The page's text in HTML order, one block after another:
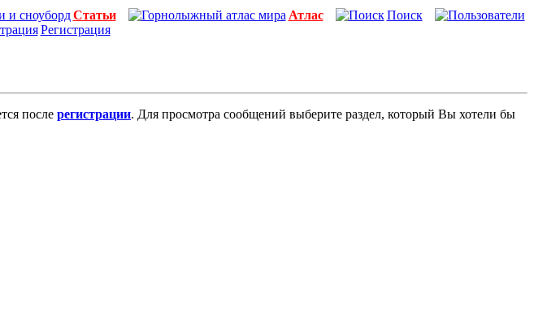
Статьи Атлас
Поиск
Регистрация
после регистрации. Для просмотра сообщений выберите раздел, который Вы хотели бы